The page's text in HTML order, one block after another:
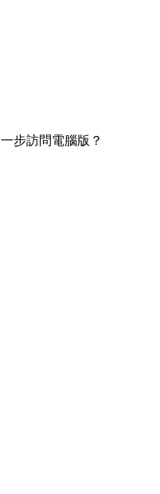
步訪問電腦版？